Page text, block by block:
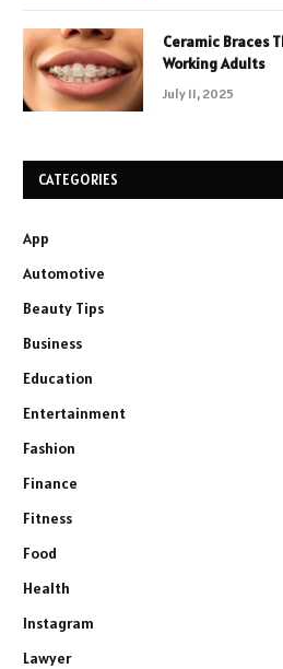
Ceramic Braces
Working Adults
July 11, 2025
CATEGORIES
App
Automotive
Beauty Tips
Business
Education
Entertainment
Fashion
Finance
Fitness
Food
Health
Instagram
Lawyer